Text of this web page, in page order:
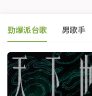
勁爆派台歌 男歌手